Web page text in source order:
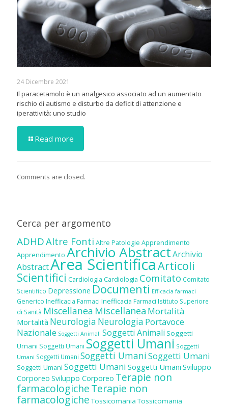
24 Dicembre 2021
Il paracetamolo è un analgesico associato ad un aumentato
rischio di autismo e disturbo da deficit di attenzione e
iperattività: uno studio
Read more
Comments are closed.
Cerca per argomento
ADHDAltre Fonti Altre Patologie Apprendimento
Apprendimento Archivio AbstractArchivio
AbstractArea ScientificaArticoli
Scientifici Cardiologia Cardiologia Comitato Comitato
Scientifico Depressione Documenti Efficacia farmaci
Generico Inefficacia Farmaci Inefficacia Farmaci Istituto Superiore
di Sanità Miscellanea Miscellanea Mortalità
Mortalità Neurologia Neurologia Portavoce
Nazionale Soggetti Animali Soggetti Animali Soggetti
Umani Soggetti Umani Soggetti Umani Soggetti
Umani Soggetti Umani Soggetti UmaniSoggetti Umani
Soggetti Umani Soggetti Umani Soggetti Umani Sviluppo
Corporeo Sviluppo Corporeo Terapie non
farmacologicheTerapie non
farmacologiche Tossicomania Tossicomania